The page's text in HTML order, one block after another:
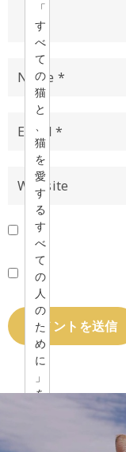
「
す
べ
て
の
猫
と
、
猫
を
愛
す
る
す
べ
て
の
人
の
た
め
に
」
を